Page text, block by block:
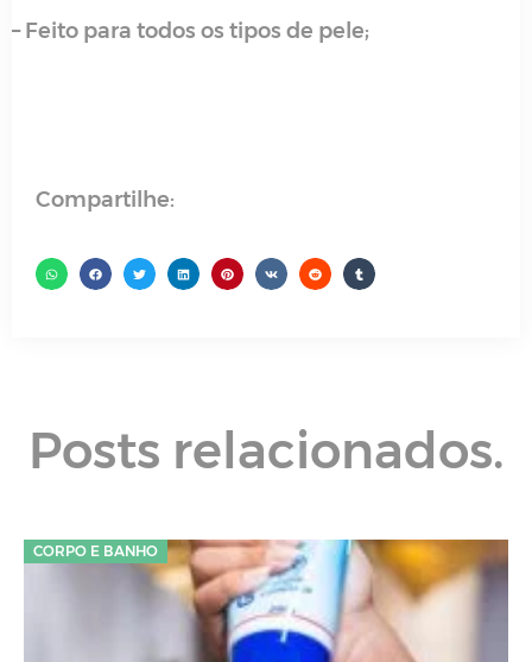
– Feito para todos os tipos de pele;
Compartilhe:
Posts relacionados.
CORPO E BANHO